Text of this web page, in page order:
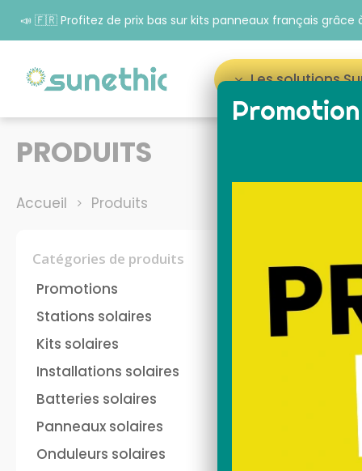
📣 🇫🇷 Profitez de prix bas sur kits panneaux français grâce
Les solutions
panneau solaire plug
and play français
Sunethic sur prise 220V
Nos stations solaires
PRODUITS
Accueil Produits
Catégories de produits
Promotions
Stations solaires
Kits solaires
Installations solaires
Batteries solaires
Panneaux solaires
Onduleurs solaires
Tout